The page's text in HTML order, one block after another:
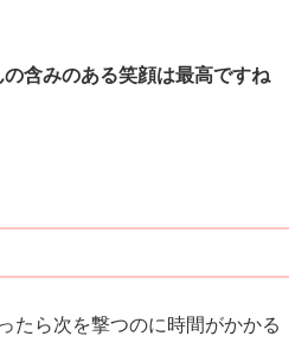
の含みのある笑顔は最高ですね
たら次を撃つのに時間がかかる